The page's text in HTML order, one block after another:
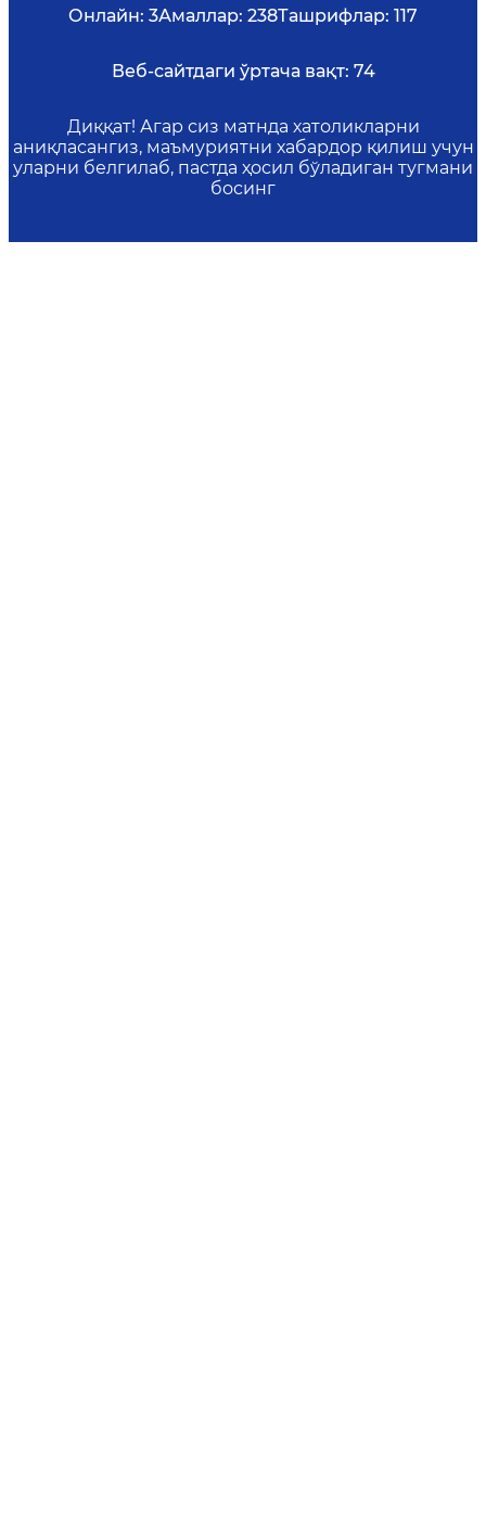
Онлайн: 3Амаллар: 238Ташрифлар: 117
Веб-сайтдаги ўртача вақт: 74
Диққат! Агар сиз матнда хатоликларни
аниқласангиз, маъмуриятни хабардор қилиш учун
уларни белгилаб, пастда ҳосил бўладиган тугмани
босинг